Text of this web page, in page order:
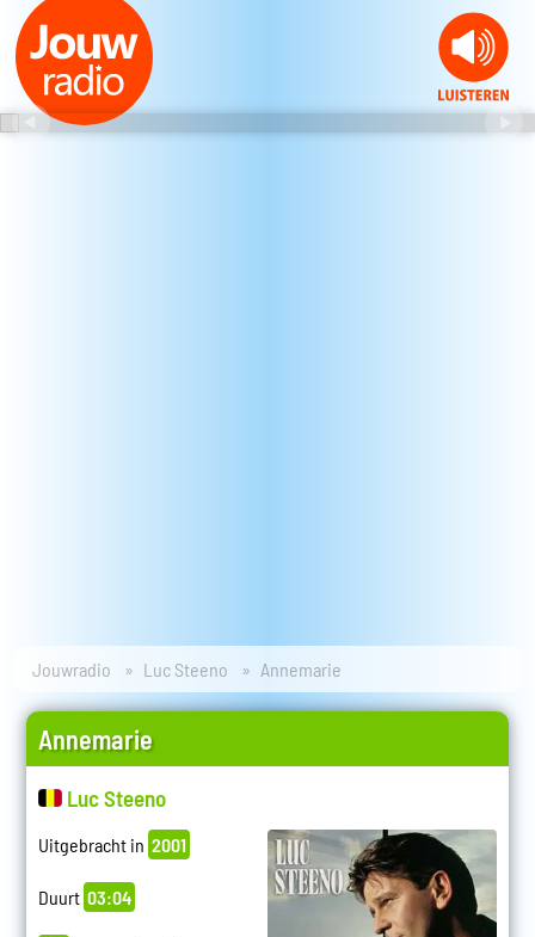
Jouwradio Luc Steeno Annemarie
Annemarie
Luc Steeno
Uitgebracht in 2001
Duurt 03:04